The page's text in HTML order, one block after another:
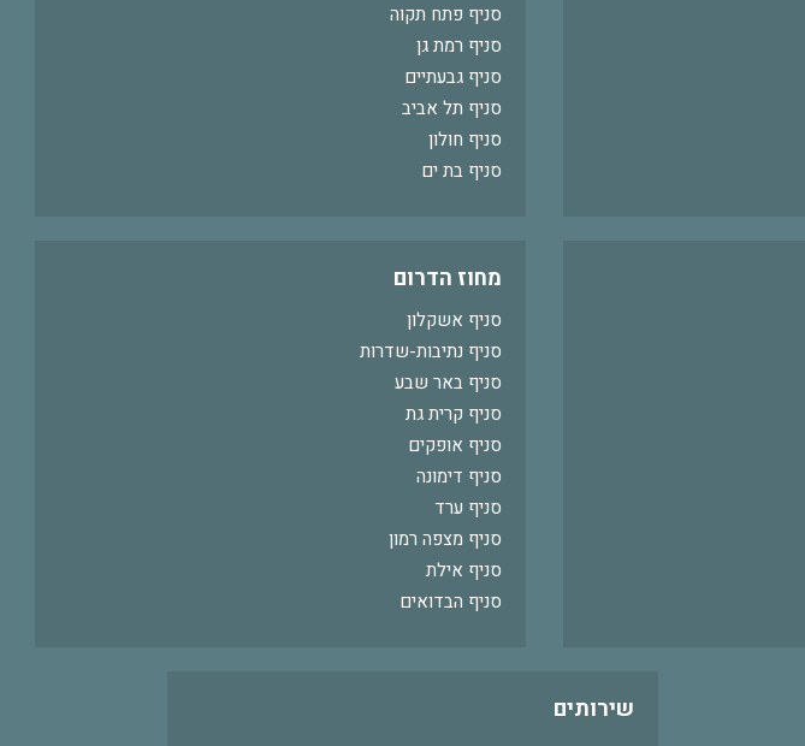
סניף פתח תקוה
סניף רמת גן
סניף גבעתיים
סניף תל אביב
סניף חולון
סניף בת ים
מחוז הדרום
סניף אשקלון
סניף נתיבות-שדרות
סניף באר שבע
סניף קרית גת
סניף אופקים
סניף דימונה
סניף ערד
סניף מצפה רמון
סניף אילת
סניף הבדואים
שירותים